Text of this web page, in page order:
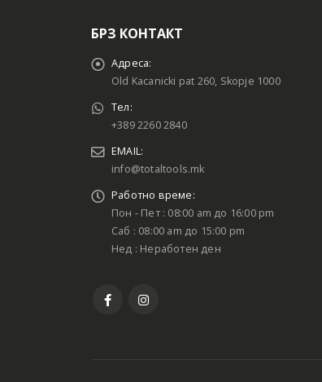
БРЗ КОНТАКТ
Адреса:
Old Kacanicki pat 260, Skopje 1000
Тел:
+389 2260 2840
EMAIL:
info@totaltools.mk
Работно време:
Пон - Пет : 08:00 am до 16:00 pm
Саб : 08:00 am до 15:00 pm
Нед : Неработен ден